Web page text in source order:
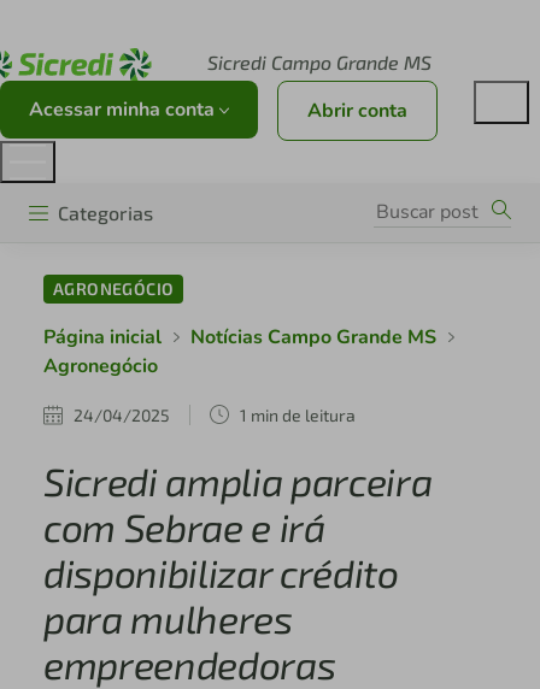
Sicredi Campo Grande MS
Acessar minha conta Abrir conta
Categorias
AGRONEGÓCIO
Página inicial
Notícias Campo Grande MS
Agronegócio
24/04/2025 1 min de leitura
Sicredi amplia parceira
com Sebrae e irá
disponibilizar crédito
para mulheres
empreendedoras